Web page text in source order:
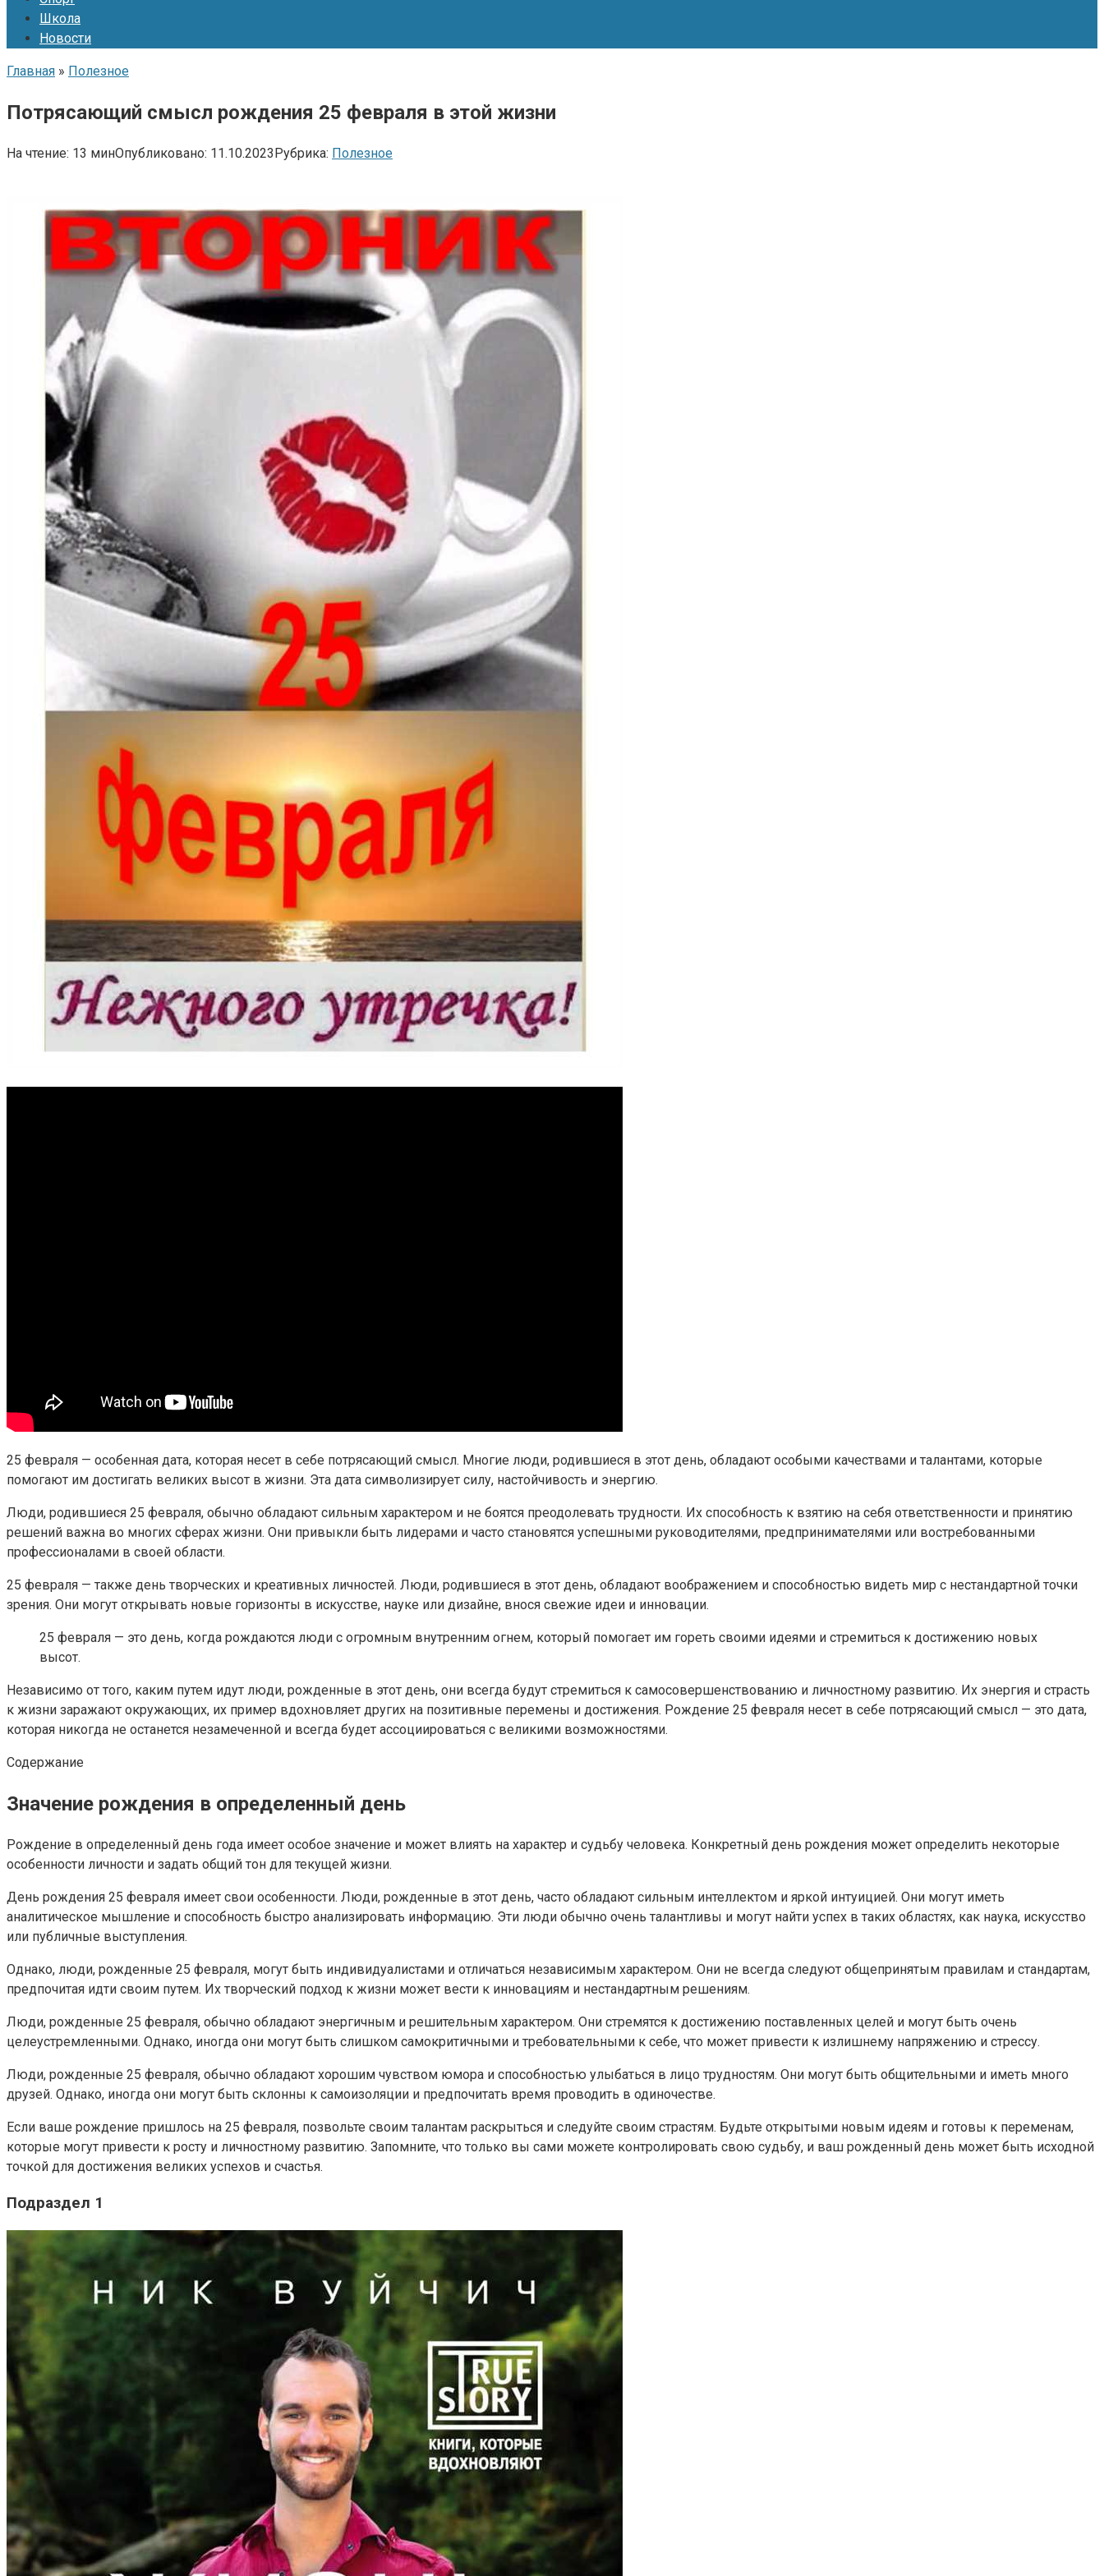
Школа
Новости
Главная » Полезное
Потрясающий смысл рождения 25 февраля в этой жизни
На чтение: 13 минОпубликовано: 11.10.2023Рубрика: Полезное
25 февраля — особенная дата, которая несет в себе потрясающий смысл. Многие люди, родившиеся в этот день, обладают особыми качествами и талантами, которые
помогают им достигать великих высот в жизни. Эта дата символизирует силу, настойчивость и энергию.
Люди, родившиеся 25 февраля, обычно обладают сильным характером и не боятся преодолевать трудности. Их способность к взятию на себя ответственности и принятию
решений важна во многих сферах жизни. Они привыкли быть лидерами и часто становятся успешными руководителями, предпринимателями или востребованными
профессионалами в своей области.
25 февраля — также день творческих и креативных личностей. Люди, родившиеся в этот день, обладают воображением и способностью видеть мир с нестандартной точки
зрения. Они могут открывать новые горизонты в искусстве, науке или дизайне, внося свежие идеи и инновации.
25 февраля — это день, когда рождаются люди с огромным внутренним огнем, который помогает им гореть своими идеями и стремиться к достижению новых
высот.
Независимо от того, каким путем идут люди, рожденные в этот день, они всегда будут стремиться к самосовершенствованию и личностному развитию. Их энергия и страсть
к жизни заражают окружающих, их пример вдохновляет других на позитивные перемены и достижения. Рождение 25 февраля несет в себе потрясающий смысл — это дата,
которая никогда не останется незамеченной и всегда будет ассоциироваться с великими возможностями.
Содержание
Значение рождения в определенный день
Рождение в определенный день года имеет особое значение и может влиять на характер и судьбу человека. Конкретный день рождения может определить некоторые
особенности личности и задать общий тон для текущей жизни.
День рождения 25 февраля имеет свои особенности. Люди, рожденные в этот день, часто обладают сильным интеллектом и яркой интуицией. Они могут иметь
аналитическое мышление и способность быстро анализировать информацию. Эти люди обычно очень талантливы и могут найти успех в таких областях, как наука, искусство
или публичные выступления.
Однако, люди, рожденные 25 февраля, могут быть индивидуалистами и отличаться независимым характером. Они не всегда следуют общепринятым правилам и стандартам,
предпочитая идти своим путем. Их творческий подход к жизни может вести к инновациям и нестандартным решениям.
Люди, рожденные 25 февраля, обычно обладают энергичным и решительным характером. Они стремятся к достижению поставленных целей и могут быть очень
целеустремленными. Однако, иногда они могут быть слишком самокритичными и требовательными к себе, что может привести к излишнему напряжению и стрессу.
Люди, рожденные 25 февраля, обычно обладают хорошим чувством юмора и способностью улыбаться в лицо трудностям. Они могут быть общительными и иметь много
друзей. Однако, иногда они могут быть склонны к самоизоляции и предпочитать время проводить в одиночестве.
Если ваше рождение пришлось на 25 февраля, позвольте своим талантам раскрыться и следуйте своим страстям. Будьте открытыми новым идеям и готовы к переменам,
которые могут привести к росту и личностному развитию. Запомните, что только вы сами можете контролировать свою судьбу, и ваш рожденный день может быть исходной
точкой для достижения великих успехов и счастья.
Подраздел 1